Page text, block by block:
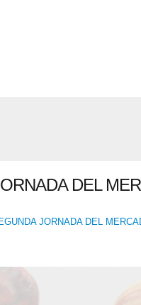
DEL
JORNADA DEL